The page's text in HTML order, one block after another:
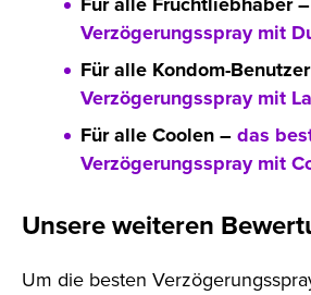
Verzögerungsspray mit
Für alle Kondom-
Verzögerungsspray mit
Für alle Coolen –das
Verzögerungsspray mit
Unsere weiteren
Um die besten